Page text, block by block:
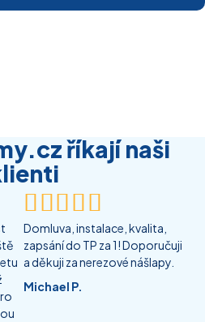
říkají naši

Domluva, instalace, kvalita,
zapsání do TP za 1! Doporučuji
a děkuji za nerezové nášlapy.
Michael P.